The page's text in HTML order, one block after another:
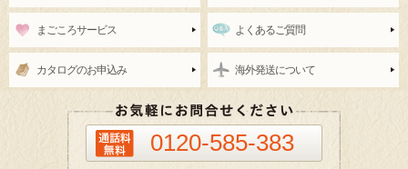
まごころサービス よくあるご質問
カタログのお申込み 海外発送について
0120-585-383